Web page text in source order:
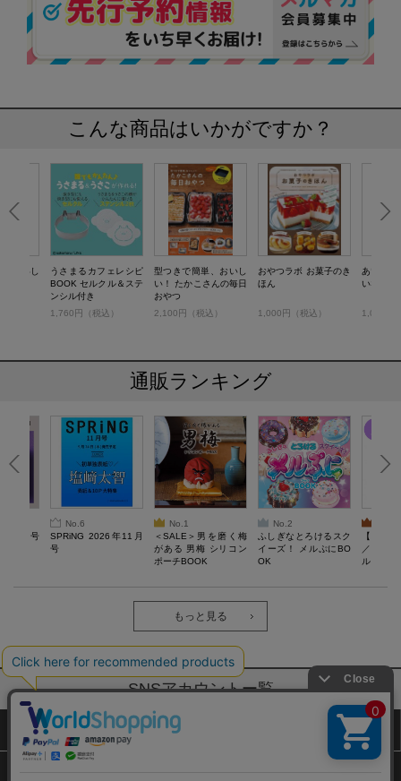
こんな商品はいかがですか？
おいし
うさまるカフェレシピ
BOOK セルクル＆ステ
ンシル付き
1,760円（税込）
型つきで簡単、おいし
い！ たかこさんの毎日
おやつ
2,100円（税込）
おやつラボ お菓子のき
ほん
1,000円（税込）
あいり
いなパン
1,012円
通販ランキング
10月号
No.6
SPRiNG 2026年11月
号
No.1
＜SALE＞男を磨く梅
がある 男梅 シリコン
ポーチBOOK
No.2
ふしぎなとろけるスク
イーズ！ メルぷにBO
OK
【
／Lサ
ル）【
労回復ウ
もっと見る
SNSアカウントー覧
サイトマップ